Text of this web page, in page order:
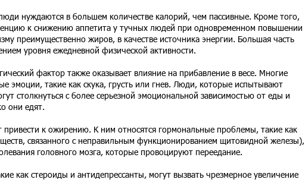
нуждаются в большем количестве калорий, чем пассивные. Кроме того,
к снижению аппетита у тучных людей при одновременном повышении
преимущественно жиров, в качестве источника энергии. Большая часть
уровня ежедневной физической активности.
фактор также оказывает влияние на прибавление в весе. Многие
эмоции, такие как скука, грусть или гнев. Люди, которые испытывают
столкнуться с более серьезной эмоциональной зависимостью от еды и
они едят.
привести к ожирению. К ним относятся гормональные проблемы, такие как
связанного с неправильным функционированием щитовидной железы),
головного мозга, которые провоцируют переедание.
как стероиды и антидепрессанты, могут вызвать чрезмерное увеличение